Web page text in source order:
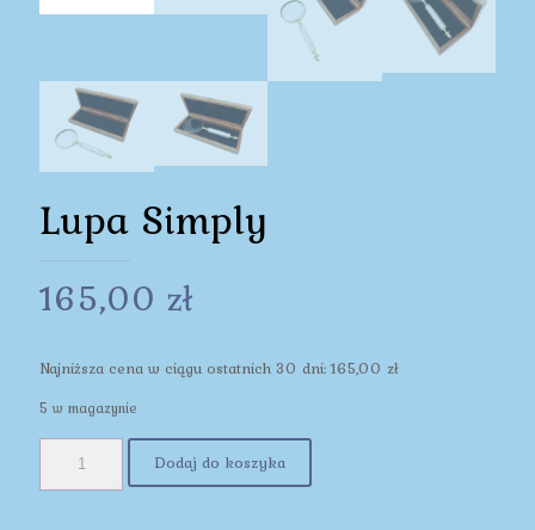
Lupa Simply
165,00 zł
Najniższa cena w ciągu ostatnich 30 dni: 165,00 zł
5 w magazynie
Dodaj do koszyka